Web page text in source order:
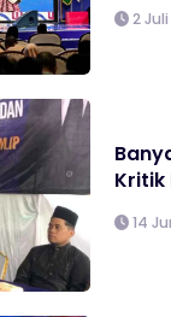
2
Kritik
14